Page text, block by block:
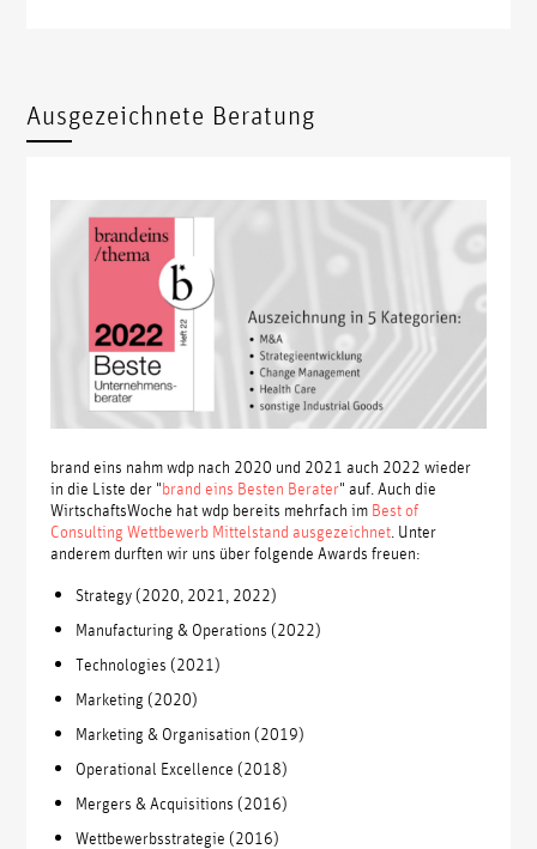
Ausgezeichnete Beratung
brand eins nahm wdp nach 2020 und 2021 auch 2022 wieder
in die Liste der "brand eins Besten Berater" auf. Auch die
WirtschaftsWoche hat wdp bereits mehrfach im Best of
Consulting Wettbewerb Mittelstand ausgezeichnet . Unter
anderem durften wir uns über folgende Awards freuen:
Strategy (2020, 2021, 2022)
Manufacturing & Operations (2022)
Technologies (2021)
Marketing (2020)
Marketing & Organisation (2019)
Operational Excellence (2018)
Mergers & Acquisitions (2016)
Wettbewerbsstrategie (2016)